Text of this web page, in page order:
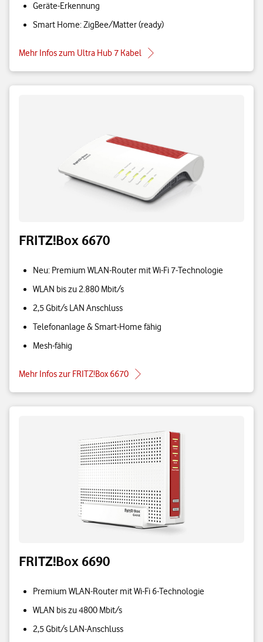
Geräte-Erkennung
Smart Home: ZigBee/Matter (ready)
Mehr Infos zum Ultra Hub 7 Kabel
FRITZ!Box 6670
Neu: Premium WLAN-Router mit Wi-Fi 7-Technologie
WLAN bis zu 2.880 Mbit/s
2,5 Gbit/s LAN Anschluss
Telefonanlage & Smart-Home fähig
Mesh-fähig
Mehr Infos zur FRITZ!Box 6670
FRITZ!Box 6690
Premium WLAN-Router mit Wi-Fi 6-Technologie
WLAN bis zu 4800 Mbit/s
2,5 Gbit/s LAN-Anschluss